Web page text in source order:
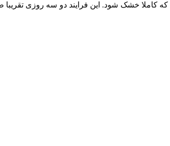
که کاملا خشک شود. این فرایند دو سه روزی